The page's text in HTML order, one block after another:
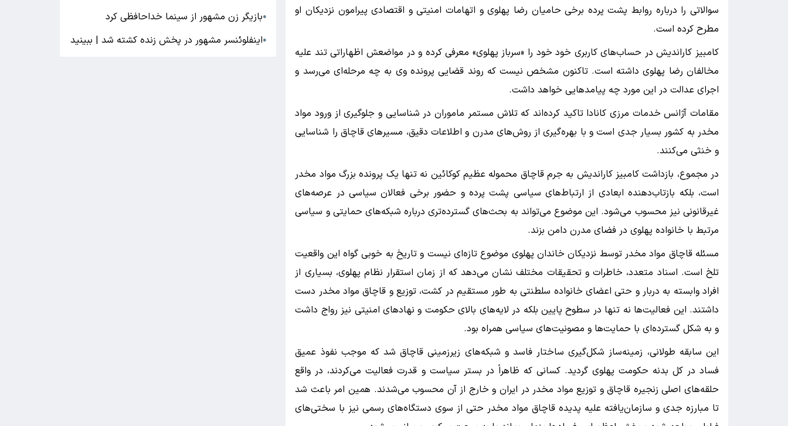
سوالاتی را درباره روابط پشت پرده برخی حامیان رضا پهلوی و اتهامات امنیتی و اقتصادی پیرامون نزدیکان او
مطرح کرده است.
کامبیز کاراندیش در حساب‌های کاربری خود خود را «سرباز پهلوی» معرفی کرده و در مواضعش اظهاراتی تند علیه
مخالفان رضا پهلوی داشته است. تاکنون مشخص نیست که روند قضایی پرونده وی به چه مرحله‌ای می‌رسد و
اجرای عدالت در این مورد چه پیامدهایی خواهد داشت.
مقامات آژانس خدمات مرزی کانادا تاکید کرده‌اند که تلاش مستمر ماموران در شناسایی و جلوگیری از ورود مواد
مخدر به کشور بسیار جدی است و با بهره‌گیری از روش‌های مدرن و اطلاعات دقیق، مسیرهای قاچاق را شناسایی
و خنثی می‌کنند.
در مجموع، بازداشت کامبیز کاراندیش به جرم قاچاق محموله عظیم کوکائین نه تنها یک پرونده بزرگ مواد مخدر
است، بلکه بازتاب‌دهنده ابعادی از ارتباط‌های سیاسی پشت پرده و حضور برخی فعالان سیاسی در عرصه‌های
غیرقانونی نیز محسوب می‌شود. این موضوع می‌تواند به بحث‌های گسترده‌تری درباره شبکه‌های حمایتی و سیاسی
مرتبط با خانواده پهلوی در فضای مدرن دامن بزند.
مسئله قاچاق مواد مخدر توسط نزدیکان خاندان پهلوی موضوع تازه‌ای نیست و تاریخ به خوبی گواه این واقعیت
تلخ است. اسناد متعدد، خاطرات و تحقیقات مختلف نشان می‌دهد که از زمان استقرار نظام پهلوی، بسیاری از
افراد وابسته به دربار و حتی اعضای خانواده سلطنتی به طور مستقیم در کشت، توزیع و قاچاق مواد مخدر دست
داشتند. این فعالیت‌ها نه تنها در سطوح پایین بلکه در لایه‌های بالای حکومت و نهادهای امنیتی نیز رواج داشت
و به شکل گسترده‌ای با حمایت‌ها و مصونیت‌های سیاسی همراه بود.
این سابقه طولانی، زمینه‌ساز شکل‌گیری ساختار فاسد و شبکه‌های زیرزمینی قاچاق شد که موجب نفوذ عمیق
فساد در کل بدنه حکومت پهلوی گردید. کسانی که ظاهراً در بستر سیاست و قدرت فعالیت می‌کردند، در واقع
حلقه‌های اصلی زنجیره قاچاق و توزیع مواد مخدر در ایران و خارج از آن محسوب می‌شدند. همین امر باعث شد
تا مبارزه جدی و سازمان‌یافته علیه پدیده قاچاق مواد مخدر حتی از سوی دستگاه‌های رسمی نیز با سختی‌های
●بازیگر زن مشهور از سینما خداحافظی کرد
●اینفلوئنسر مشهور در پخش زنده کشته شد | ببینید